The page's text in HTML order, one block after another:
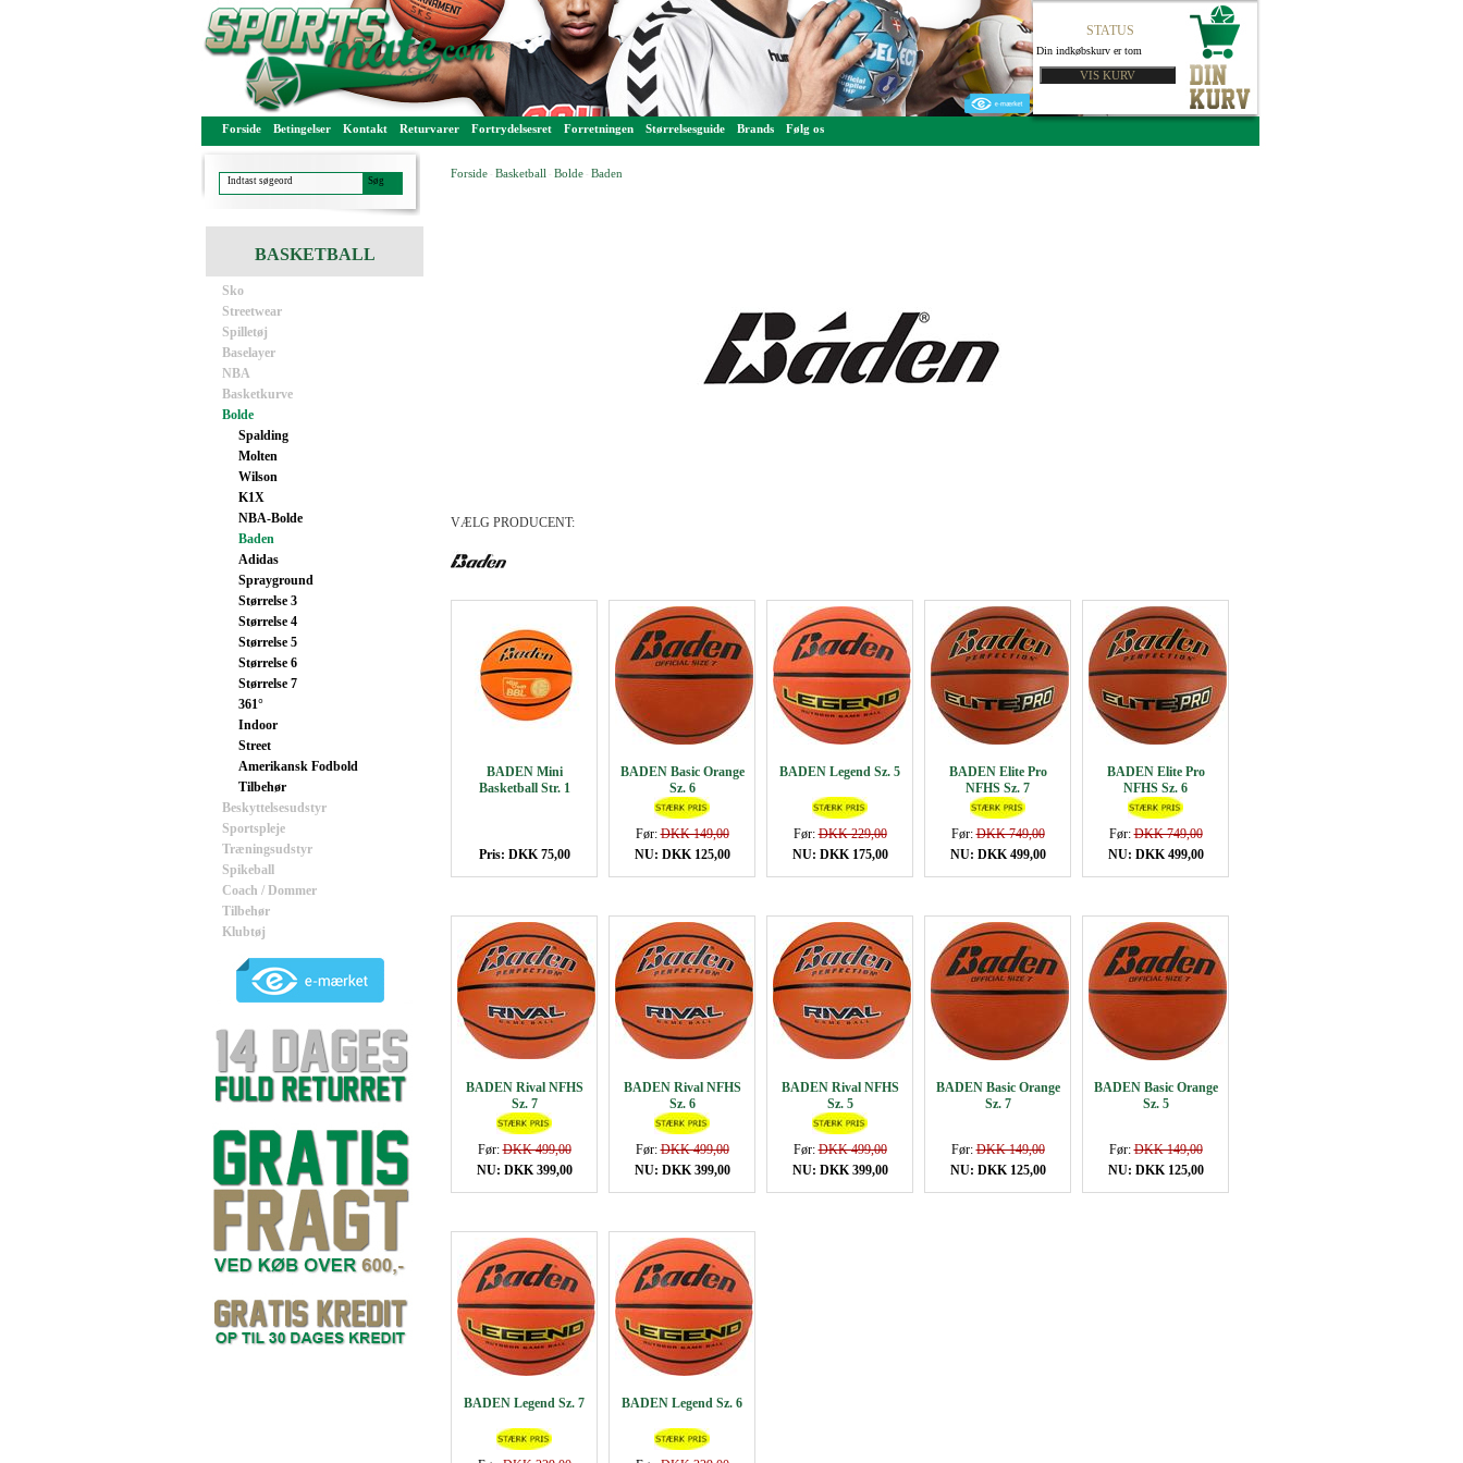
STATUS
Din indkøbskurv er tom
Forside Betingelser Kontakt Returvarer Fortrydelsesret Forretningen Størrelsesguide Brands Følg os
BASKETBALL
Sko
Streetwear
Spilletøj
Baselayer
NBA
Basketkurve
Bolde
Spalding
Molten
Wilson
K1X
NBA-Bolde
Baden
Adidas
Sprayground
Størrelse 3
Størrelse 4
Størrelse 5
Størrelse 6
Størrelse 7
361°
Indoor
Street
Amerikansk Fodbold
Tilbehør
Beskyttelsesudstyr
Sportspleje
Træningsudstyr
Spikeball
Coach / Dommer
Tilbehør
Klubtøj
Forside Basketball Bolde Baden
VÆLG PRODUCENT:
BADEN Mini
Basketball Str. 1
Pris: DKK 75,00
BADEN Basic Orange
Sz. 6
Før:DKK 149,00
NU: DKK 125,00
BADEN Legend Sz. 5
Før:DKK 229,00
NU: DKK 175,00
BADEN Elite Pro
NFHS Sz. 7
Før:DKK 749,00
NU: DKK 499,00
BADEN Elite Pro
NFHS Sz. 6
Før:DKK 749,00
NU: DKK 499,00
BADEN Rival NFHS
Sz. 7
Før:DKK 499,00
NU: DKK 399,00
BADEN Rival NFHS
Sz. 6
Før:DKK 499,00
NU: DKK 399,00
BADEN Rival NFHS
Sz. 5
Før:DKK 499,00
NU: DKK 399,00
BADEN Basic Orange
Sz. 7
Før:DKK 149,00
NU: DKK 125,00
BADEN Basic Orange
Sz. 5
Før:DKK 149,00
NU: DKK 125,00
BADEN Legend Sz. 7 BADEN Legend Sz. 6